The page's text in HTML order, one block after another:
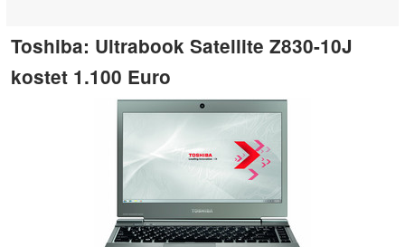
Toshiba: Ultrabook Satellite Z830-10J
kostet 1.100 Euro